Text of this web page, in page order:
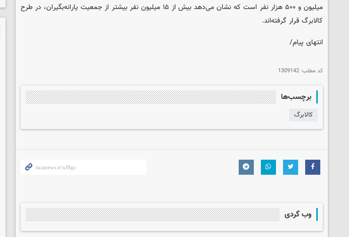
میلیون و ۵۰۰ هزار نفر است که نشان می‌دهد بیش از ۱۵ میلیون نفر بیشتر از جمعیت یارانه‌بگیران، در طرح
کالابرگ قرار گرفته‌اند.
انتهای پیام/
کد مطلب: 1309142
برچسب‌ها
کالابرگ
وب گردی